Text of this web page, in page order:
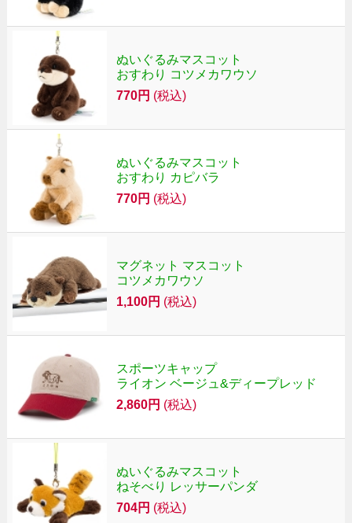
ぬいぐるみマスコット
おすわり コツメカワウソ
770円 (税込)
ぬいぐるみマスコット
おすわり カピバラ
770円 (税込)
マグネット マスコット
コツメカワウソ
1,100円 (税込)
スポーツキャップ
ライオン ベージュ&ディープレッド
2,860円 (税込)
ぬいぐるみマスコット
ねそべり レッサーパンダ
704円 (税込)